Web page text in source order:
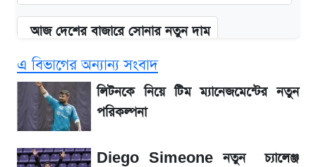
আজ দেশের বাজারে সোনার নতুন দাম
'এমবাপ্পে বাংলাদেশে'—বড় ঘোষণার পর যা জানাল
সরকার
BCB compliance report উঠে এলো
গুরুত্বপূর্ণ সুপারিশ
এ বিভাগের অন্যান্য সংবাদ
লিটনকে নিয়ে টিম ম্যানেজমেন্টের নতুন
পরিকল্পনা
Diego Simeone নতুন চ্যালেঞ্জ